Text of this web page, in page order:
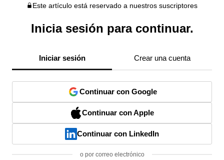
Este artículo está reservado a nuestros suscriptores
Inicia sesión para continuar.
Iniciar sesión Crear una cuenta
Continuar con Google
Continuar con Apple
Continuar con LinkedIn
o por correo electrónico